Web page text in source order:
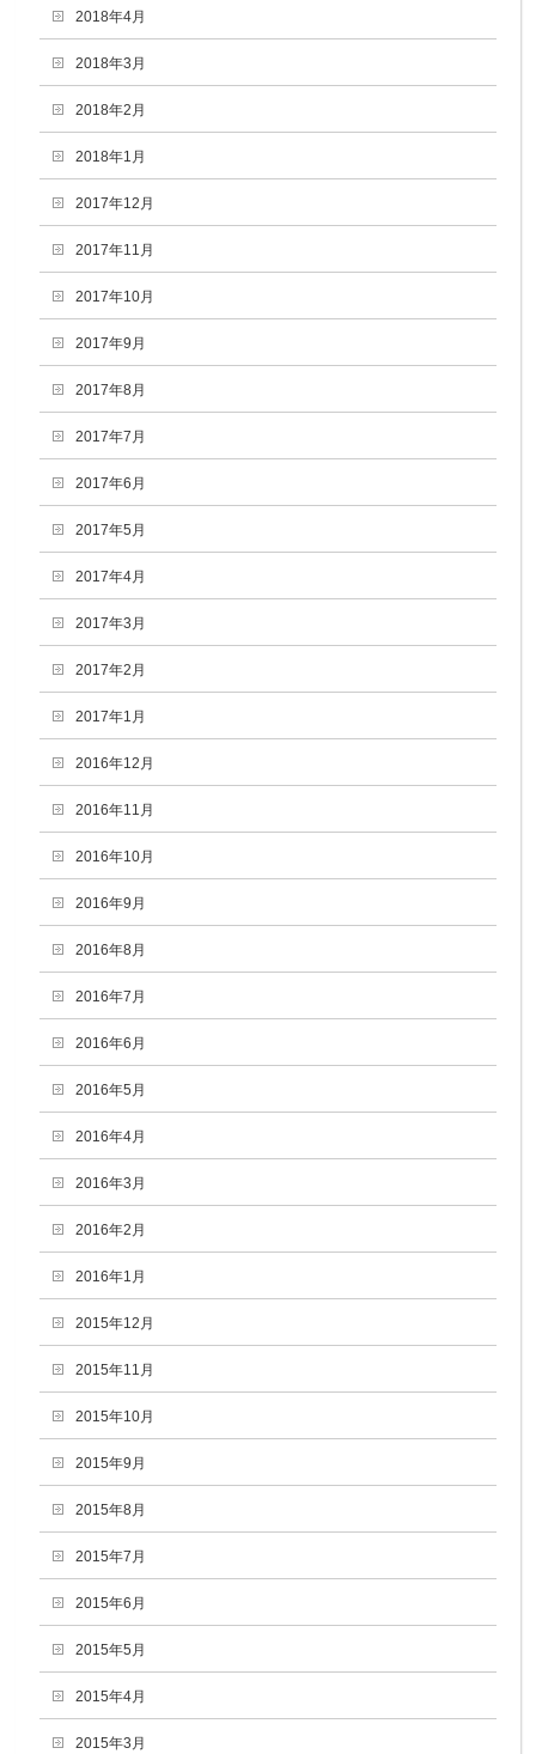
2018年4月
2018年3月
2018年2月
2018年1月
2017年12月
2017年11月
2017年10月
2017年9月
2017年8月
2017年7月
2017年6月
2017年5月
2017年4月
2017年3月
2017年2月
2017年1月
2016年12月
2016年11月
2016年10月
2016年9月
2016年8月
2016年7月
2016年6月
2016年5月
2016年4月
2016年3月
2016年2月
2016年1月
2015年12月
2015年11月
2015年10月
2015年9月
2015年8月
2015年7月
2015年6月
2015年5月
2015年4月
2015年3月